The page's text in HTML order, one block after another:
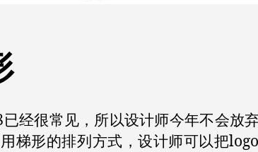
经很常见，所以设计师今年不会放
梯形的排列方式，设计师可以把